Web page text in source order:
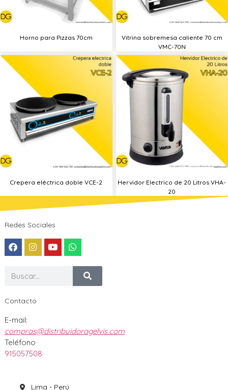
Horno para Pizzas 70cm
Vitrina sobremesa caliente 70 cm
VMC-70N
Crepera eléctrica doble VCE-2
Hervidor Electrico de 20 Litros VHA-
20
Redes Sociales
Contacto
E-mail:
compras@distribuidoragelvis.com
Teléfono
915057508
Lima - Perú